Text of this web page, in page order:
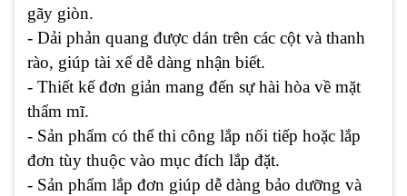
gãy giòn.
- Dải phản quang được dán trên các cột và thanh
rào, giúp tài xế dễ dàng nhận biết.
- Thiết kế đơn giản mang đến sự hài hòa về mặt
thẩm mĩ.
- Sản phẩm có thể thi công lắp nối tiếp hoặc lắp
đơn tùy thuộc vào mục đích lắp đặt.
- Sản phẩm lắp đơn giúp dễ dàng bảo dưỡng và